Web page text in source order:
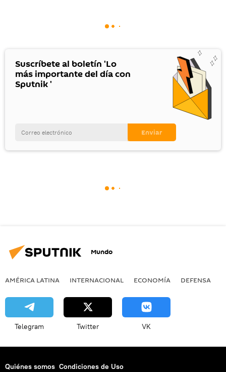
Suscríbete al boletín 'Lo
más importante del día con
Sputnik '
Mundo
AMÉRICA LATINA INTERNACIONAL ECONOMÍA DEFENSA
Telegram Twitter VK
Quiénes somos Condiciones de Uso